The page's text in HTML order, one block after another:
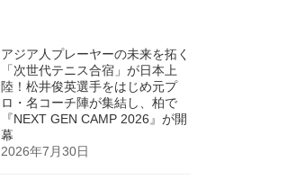
アジア人プレーヤーの未来を拓く
「次世代テニス合宿」が日本上
陸！松井俊英選手をはじめ元プ
ロ・名コーチ陣が集結し、柏で
『NEXT GEN CAMP 2026』が開
幕
2026年7月30日